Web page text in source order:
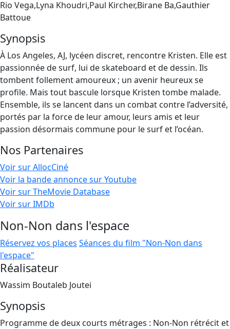
Rio Vega,Lyna Khoudri,Paul Kircher,Birane Ba,Gauthier
Battoue
Synopsis
À Los Angeles, AJ, lycéen discret, rencontre Kristen. Elle est
passionnée de surf, lui de skateboard et de dessin. Ils
tombent follement amoureux ; un avenir heureux se
profile. Mais tout bascule lorsque Kristen tombe malade.
Ensemble, ils se lancent dans un combat contre l’adversité,
portés par la force de leur amour, leurs amis et leur
passion désormais commune pour le surf et l’océan.
Nos Partenaires
Voir sur AllocCiné
Voir la bande annonce sur Youtube
Voir sur TheMovie Database
Voir sur IMDb
Non-Non dans l'espace
Réservez vos places Séances du film "Non-Non dans
l'espace"
Réalisateur
Wassim Boutaleb Joutei
Synopsis
Programme de deux courts métrages : Non-Non rétrécit et